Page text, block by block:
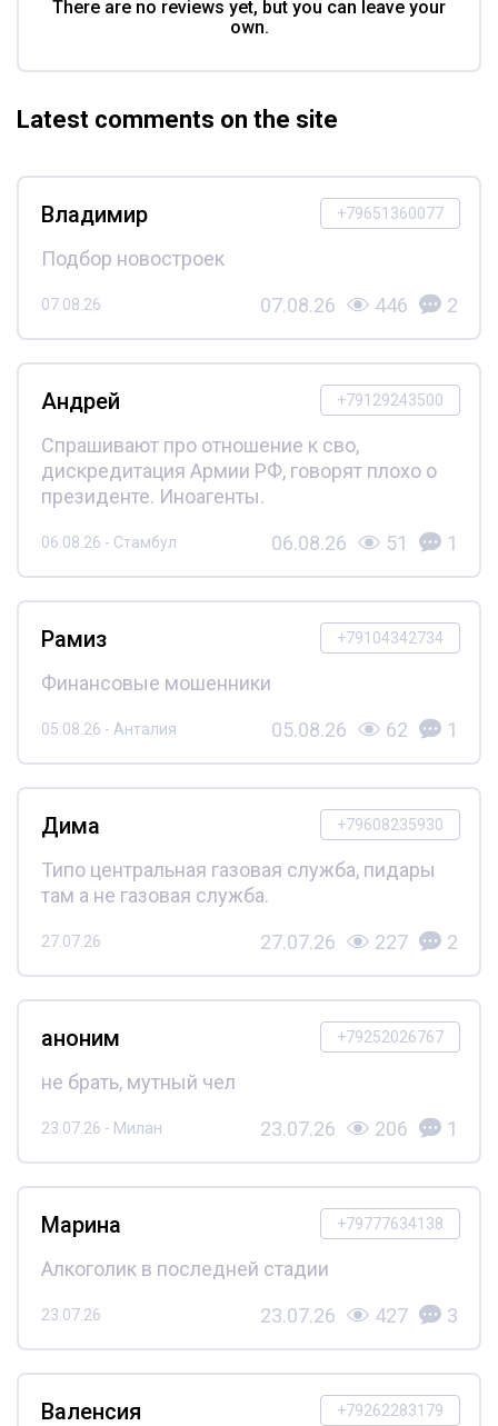
There are no reviews yet, but you can leave your
own.
Latest comments on the site
+79651360077
Владимир
Подбор новостроек
07.08.26 07.08.26 446 2
+79129243500
Андрей
Спрашивают про отношение к сво,
дискредитация Армии РФ, говорят плохо о
президенте. Иноагенты.
06.08.26 - Стамбул 06.08.26 51 1
+79104342734
Рамиз
Финансовые мошенники
05.08.26 - Анталия 05.08.26 62 1
+79608235930
Дима
Типо центральная газовая служба, пидары
там а не газовая служба.
27.07.26 27.07.26 227 2
+79252026767
аноним
не брать, мутный чел
23.07.26 - Милан 23.07.26 206 1
+79777634138
Марина
Алкоголик в последней стадии
23.07.26 23.07.26 427 3
+79262283179
Валенсия